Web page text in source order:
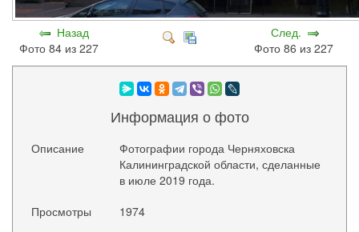
Назад
Фото 84 из 227
След.
Фото 86 из 227
Информация о фото
Описание
Фотографии города Черняховска
Калининградской области, сделанные
в июле 2019 года.
Просмотры
1974